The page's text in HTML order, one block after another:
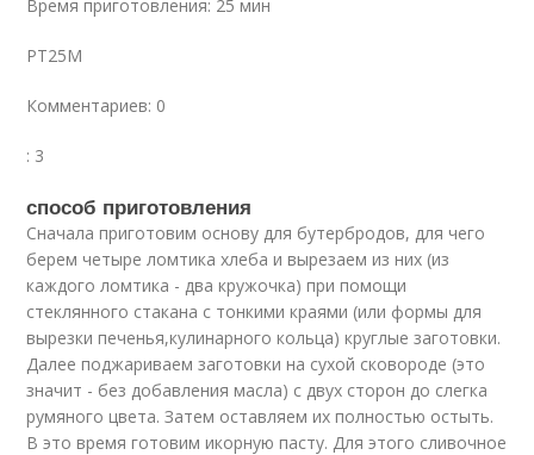
Время приготовления: 25 мин
PT25M
Комментариев: 0
: 3
способ приготовления
Cначала приготовим основу для бутербродов, для чего
берем четыре ломтика хлеба и вырезаем из них (из
каждого ломтика - два кружочка) при помощи
стеклянного стакана с тонкими краями (или формы для
вырезки печенья,кулинарного кольца) круглые заготовки.
Далее поджариваем заготовки на сухой сковороде (это
значит - без добавления масла) с двух сторон до слегка
румяного цвета. Затем оставляем их полностью остыть.
В это время готовим икорную пасту. Для этого сливочное